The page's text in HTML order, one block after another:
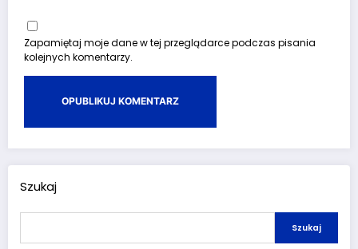
Zapamiętaj moje dane w tej przeglądarce podczas pisania
kolejnych komentarzy.
Szukaj
Szukaj